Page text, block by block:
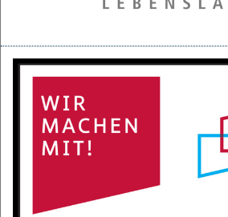
Projektpräsentation der 6d für den
16.05.2025
Kurzfilme über den Izmir-Austausch im
22.04.2025
KI-Fortbildung der Lehrerschaft
Null-Tage-Feier und Ferien!